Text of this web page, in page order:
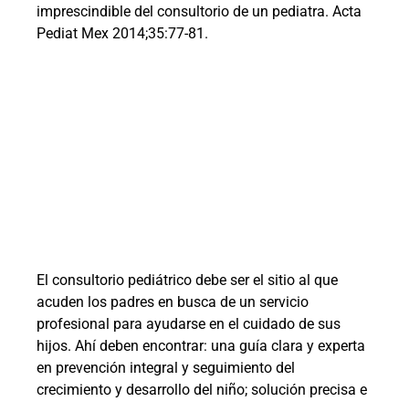
imprescindible del consultorio de un pediatra. Acta
Pediat Mex 2014;35:77-81.
El consultorio pediátrico debe ser el sitio al que
acuden los padres en busca de un servicio
profesional para ayudarse en el cuidado de sus
hijos. Ahí deben encontrar: una guía clara y experta
en prevención integral y seguimiento del
crecimiento y desarrollo del niño; solución precisa e